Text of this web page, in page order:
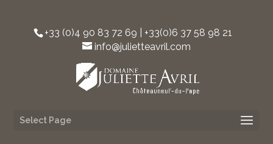
+33 (0)4 90 83 72 69 | +33(0)6 37 58 98 21‬
info@julietteavril.com
Select Page